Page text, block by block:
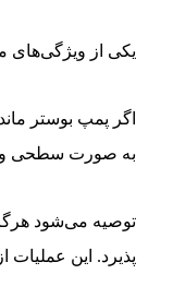
یکی از ویژگی‌های
اگر پمپ بوستر
به صورت سطحی و
توصیه می‌شود
پذیرد. این